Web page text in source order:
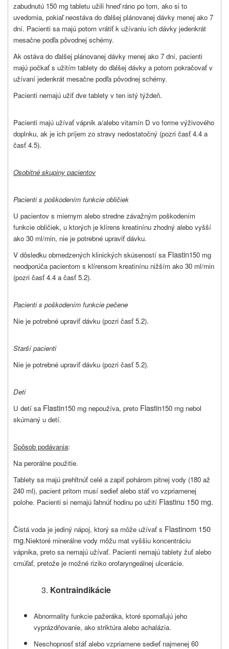
zabudnutú 150 mg tabletu užili hneď ráno po tom, ako si to
uvedomia, pokiaľ neostáva do ďalšej plánovanej dávky menej ako 7
dní. Pacienti sa majú potom vrátiť k užívaniu ich dávky jedenkrát
mesačne podľa pôvodnej schémy.
Ak ostáva do ďalšej plánovanej dávky menej ako 7 dní, pacienti
majú počkať s užitím tablety do ďalšej dávky a potom pokračovať v
užívaní jedenkrát mesačne podľa pôvodnej schémy.
Pacienti nemajú užiť dve tablety v ten istý týždeň.
Pacienti majú užívať vápnik a/alebo vitamín D vo forme výživového
doplnku, ak je ich príjem zo stravy nedostatočný (pozri časť 4.4 a
časť 4.5).
Osobitné skupiny pacientov
Pacienti s poškodením funkcie obličiek
U pacientov s miernym alebo stredne závažným poškodením
funkcie obličiek, u ktorých je klírens kreatinínu zhodný alebo vyšší
ako 30 ml/min, nie je potrebné upraviť dávku.
V dôsledku obmedzených klinických skúseností sa Flastin150 mg
neodporúča pacientom s klírensom kreatinínu nižším ako 30 ml/min
(pozri časť 4.4 a časť 5.2).
Pacienti s poškodením funkcie pečene
Nie je potrebné upraviť dávku (pozri časť 5.2).
Starší pacienti
Nie je potrebné upraviť dávku (pozri časť 5.2).
Deti
U detí sa Flastin150 mg nepoužíva, preto Flastin150 mg nebol
skúmaný u detí.
Spôsob podávania:
Na perorálne použitie.
Tablety sa majú prehltnúť celé a zapiť pohárom pitnej vody (180 až
240 ml), pacient pritom musí sedieť alebo stáť vo vzpriamenej
polohe. Pacienti si nemajú ľahnúť hodinu po užití Flastinu 150 mg.
Čistá voda je jediný nápoj, ktorý sa môže užívať s Flastinom 150
mg.Niektoré minerálne vody môžu mat vyššiu koncentráciu
vápnika, preto sa nemajú užívať. Pacienti nemajú tablety žuť alebo
cmúľať, pretože je možné riziko orofaryngeálnej ulcerácie.
Kontraindikácie
Abnormality funkcie pažeráka, ktoré spomaľujú jeho
vyprázdňovanie, ako striktúra alebo achalázia.
Neschopnosť stáť alebo vzpriamene sedieť najmenej 60